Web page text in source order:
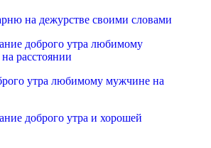
на дежурстве своими словами
утра любимому мужчине на